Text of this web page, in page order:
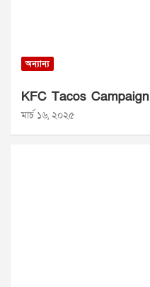
অন্যান্য
KFC Tacos Campaign
মার্চ ১৬, ২০২৫